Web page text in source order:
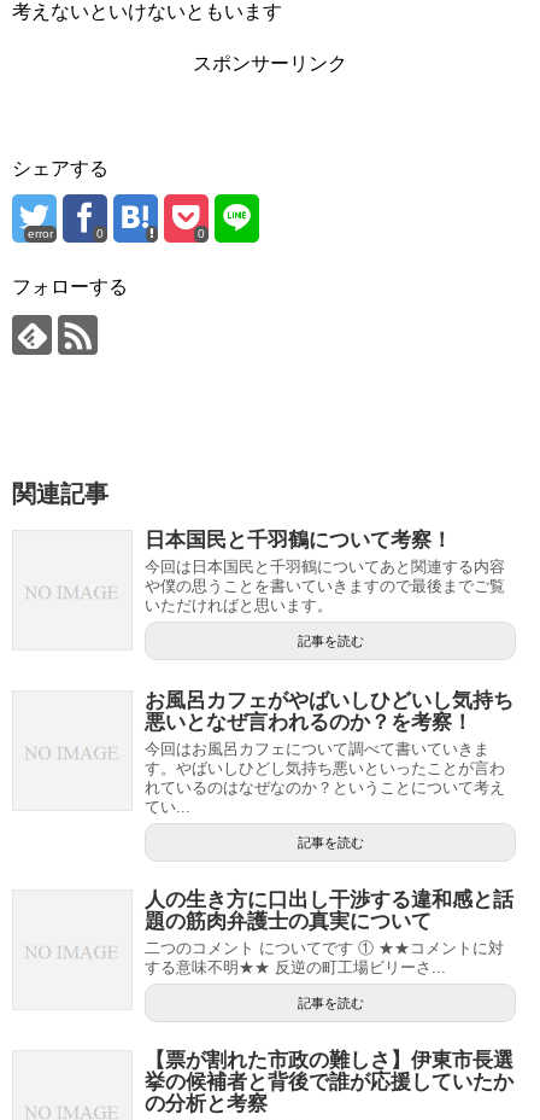
考えないといけないともいます
スポンサーリンク
シェアする
error 0 0
フォローする
関連記事
日本国民と千羽鶴について考察！
今回は日本国民と千羽鶴についてあと関連する内容
や僕の思うことを書いていきますので最後までご覧
いただければと思います。
記事を読む
お風呂カフェがやばいしひどいし気持ち
悪いとなぜ言われるのか？を考察！
今回はお風呂カフェについて調べて書いていきま
す。やばいしひどし気持ち悪いといったことが言わ
れているのはなぜなのか？ということについて考え
てい...
記事を読む
人の生き方に口出し干渉する違和感と話
題の筋肉弁護士の真実について
二つのコメント についてです ① ★★コメントに対
する意味不明★★ 反逆の町工場ビリーさ...
記事を読む
【票が割れた市政の難しさ】伊東市長選
挙の候補者と背後で誰が応援していたか
の分析と考察